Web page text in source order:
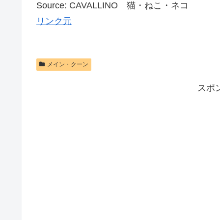
Source: CAVALLINO 猫・ねこ・ネコ
リンク元
メイン・クーン
スポ